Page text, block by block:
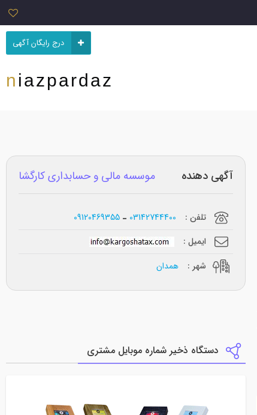
درج رایگان آگهی
niazpardaz
آگهی دهنده موسسه مالی و حسابداری کارگشا
تلفن : 03142744400
09120469355
ایمیل :
شهر :
همدان
دستگاه ذخیر شماره موبایل مشتری